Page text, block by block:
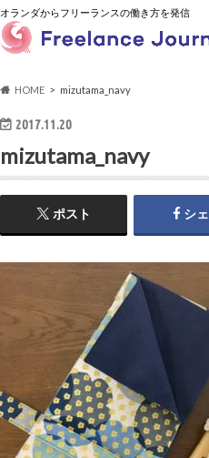
オランダからフリーランスの働き方を発信
HOME mizutama_navy
2017.11.20
mizutama_navy
ポスト シ